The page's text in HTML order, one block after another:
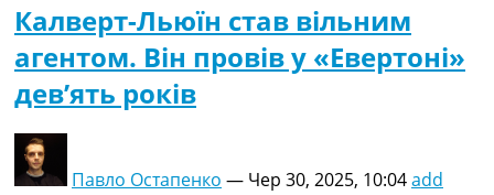
Калверт-Льюїн став вільним
агентом. Він провів у «Евертоні»
дев’ять років
Павло Остапенко — Чер 30, 2025, 10:04add